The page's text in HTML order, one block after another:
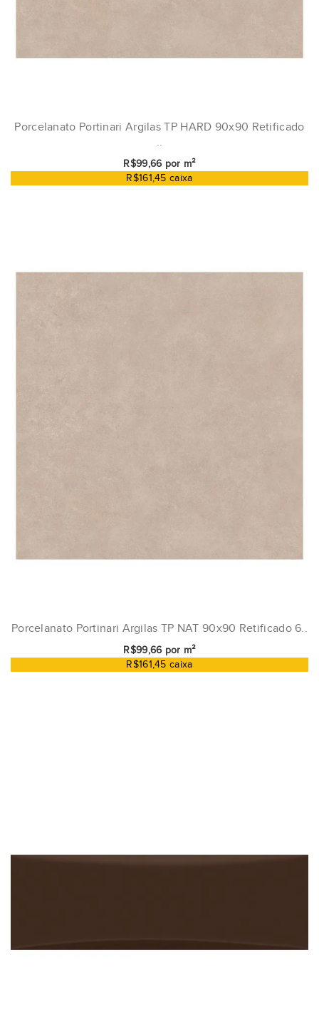
Porcelanato Portinari Argilas TP HARD 90x90 Retificado
..
R$99,66 por m²
R$161,45 caixa
Porcelanato Portinari Argilas TP NAT 90x90 Retificado 6..
R$99,66 por m²
R$161,45 caixa